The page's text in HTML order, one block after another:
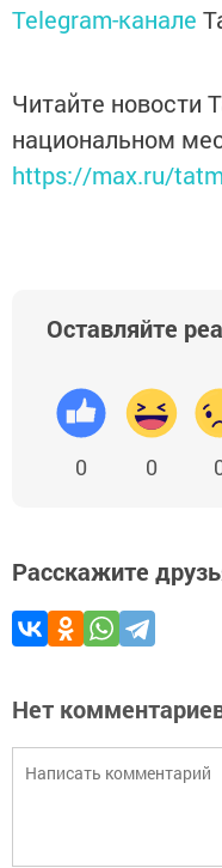
Telegram-канале
Читайте новости
национальном
https://max.ru/
Оставляйте
0 0
Расскажите
Нет